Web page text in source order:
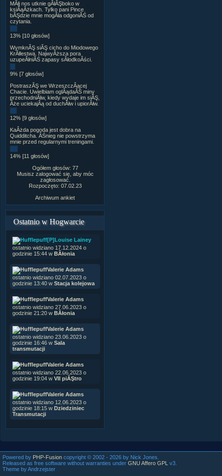
MĂłj nos utknie gÂłĂŞboko w
ksiÂąÂżkach. Tylko pani Pince
bĂŞdzie mnie mogÂła odgoniĂŚ od
czytania.
13% [10 głosów]
WymknĂŞ siĂŞ cicho do Miodowego
KrĂłlestwa. NajwyÂższa pora
uzupeÂłniĂŚ zapasy sÂłodkoÂści.
9% [7 głosów]
PostraszĂŞ we WrzeszczÂącej
Chacie. Uwielbiam oglÂądaĂŚ miny
przechodniĂłw, kiedy wydaje im siĂŞ,
Âże uciekajÂą od duchĂłw i upiorĂłw.
12% [9 głosów]
KaÂżda pogoda jest dobra na
Quidditcha. ÂŚnieg nie powstrzyma
mnie przed regularnymi treningami.
14% [11 głosów]
Ogółem głosów: 77
Musisz zalogować się, aby móc
zagłosować.
Rozpoczęto: 07.02.23
Archiwum ankiet
Ostatnio w Hogwarcie
[P]Louise Lainey
ostatnio widziano 17.12.2024 o
godzinie 15:44 w BÂłonia
Valerie Adams
ostatnio widziano 02.07.2023 o
godzinie 13:40 w Stacja kolejowa
Valerie Adams
ostatnio widziano 27.06.2023 o
godzinie 21:20 w BÂłonia
Valerie Adams
ostatnio widziano 23.06.2023 o
godzinie 16:46 w Sala
transmutacji
Valerie Adams
ostatnio widziano 22.06.2023 o
godzinie 19:04 w VII piĂŞtro
Valerie Adams
ostatnio widziano 12.06.2023 o
godzinie 18:15 w Dziedziniec
Transmutacji
Powered by PHP-Fusion copyright © 2002 - 2026 by Nick Jones.
Released as free software without warranties under GNU Affero GPL
v3.
Theme by Andrzejster